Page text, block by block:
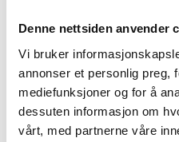
Denne nettsiden anvender
Vi bruker
annonser et personlig preg,
mediefunksjoner og for å
dessuten informasjon om
vårt, med partnerne våre
Filler
Grain size
Density